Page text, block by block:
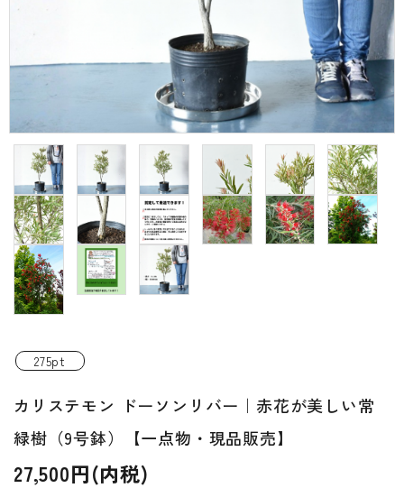
INFORMATIOM
ご利用ガイド
プライバシーポリシー
特定商取引法について
お問い合わせ
ACCOUNT MENU
ようこそ ゲスト 様
275pt
カリステモン ドーソンリバー｜赤花が美しい常
緑樹（9号鉢）【一点物・現品販売】
27,500円(内税)